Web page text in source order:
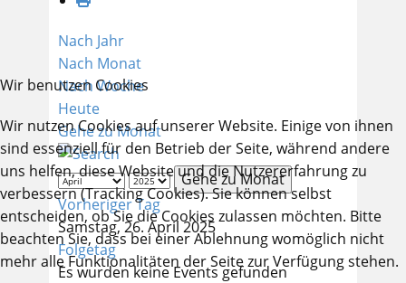
Nach Jahr
Nach Monat
Nach Woche
Heute
Gehe zu Monat
Gehe zu Monat
Vorheriger Tag
Samstag, 26. April 2025
Folgetag
Es wurden keine Events gefunden
Wir benutzen Cookies
Wir nutzen Cookies auf unserer Website. Einige von ihnen
sind essenziell für den Betrieb der Seite, während andere
uns helfen, diese Website und die Nutzererfahrung zu
verbessern (Tracking Cookies). Sie können selbst
entscheiden, ob Sie die Cookies zulassen möchten. Bitte
beachten Sie, dass bei einer Ablehnung womöglich nicht
mehr alle Funktionalitäten der Seite zur Verfügung stehen.